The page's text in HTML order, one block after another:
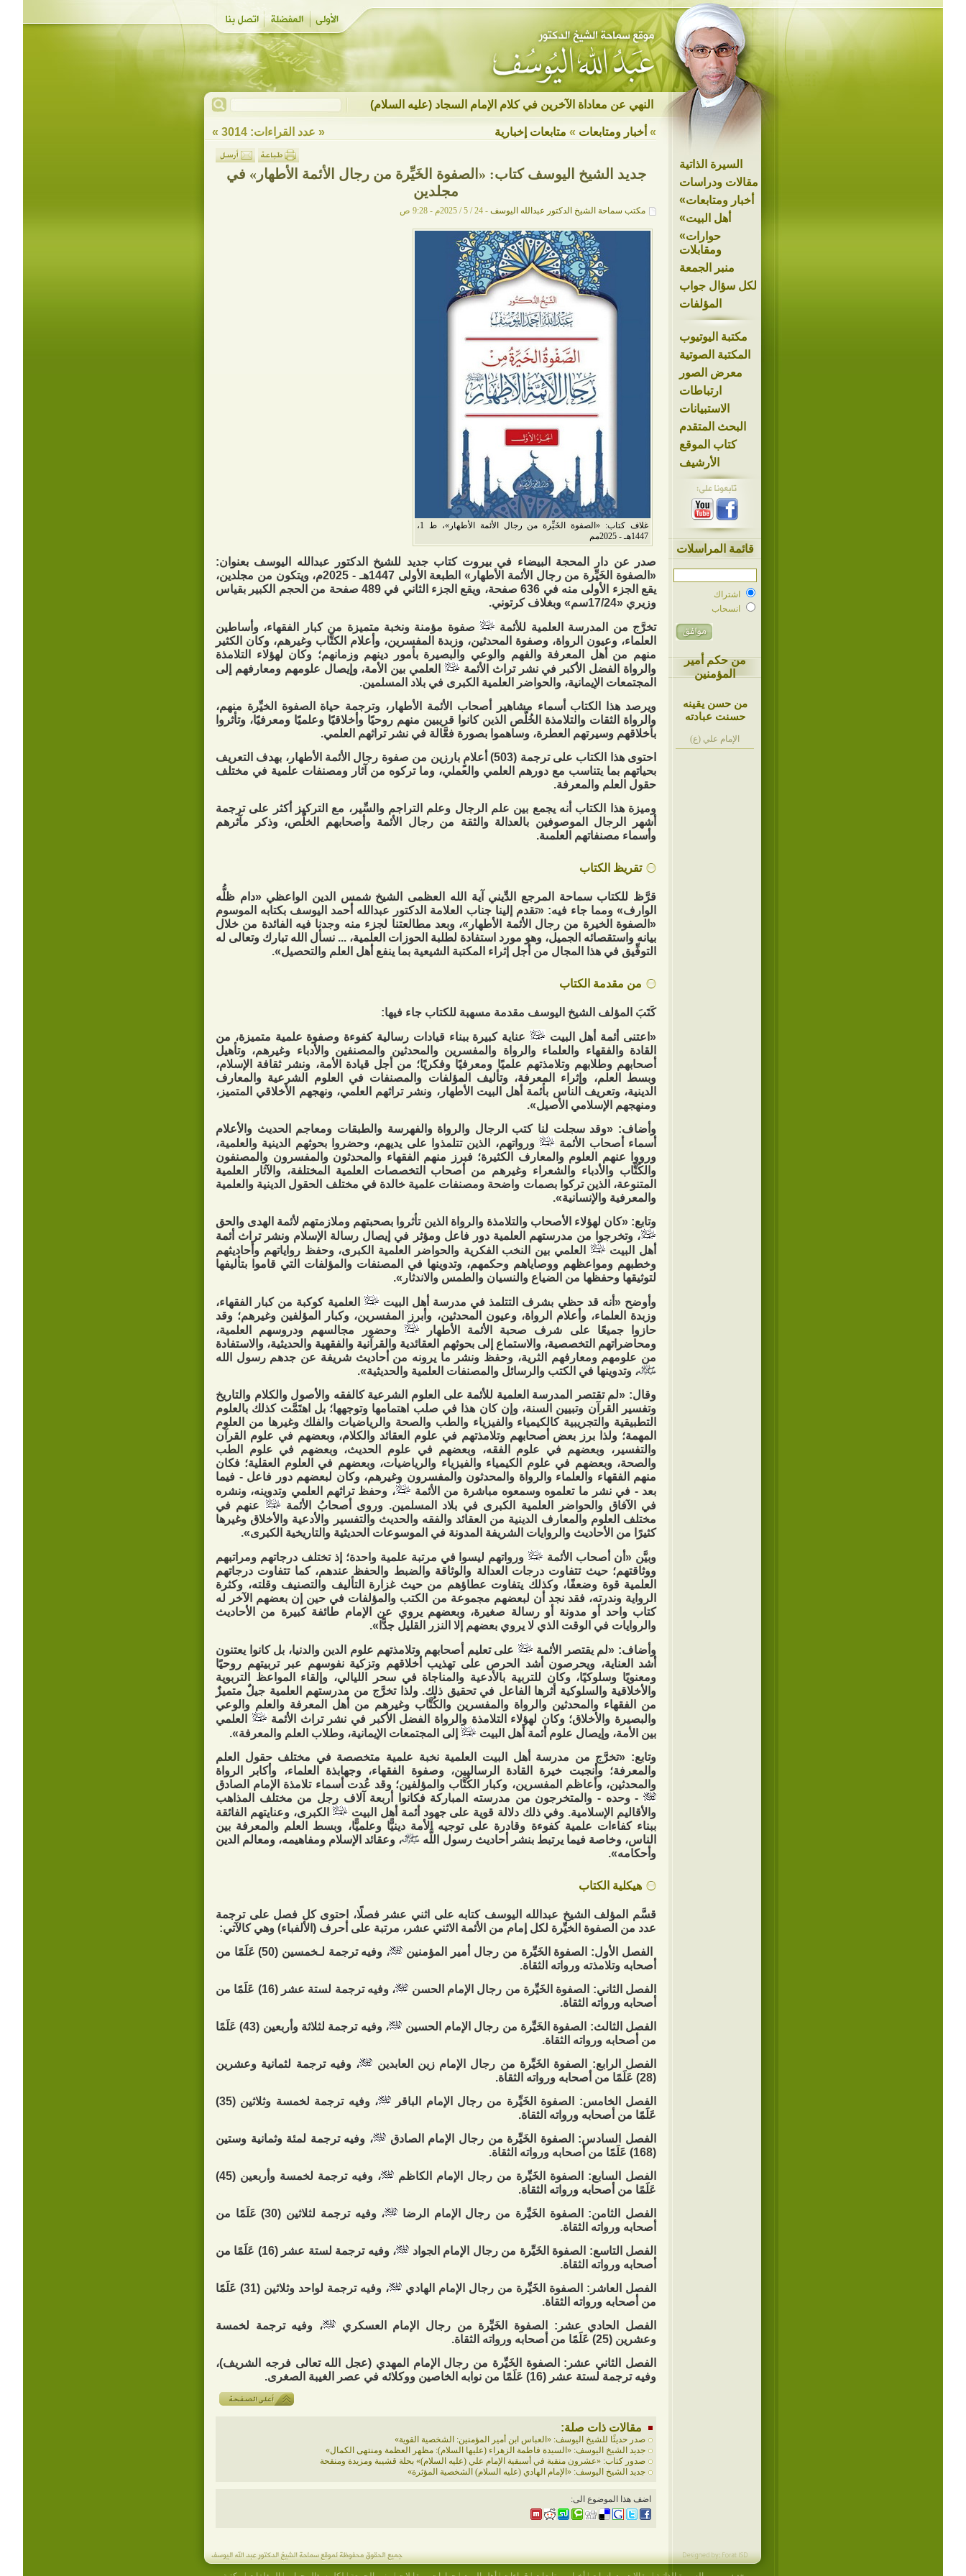
النهي عن معاداة الآخرين في كلام الإمام السجاد (عليه السلام)
السيرة الذاتية
مقالات ودراسات
»أخبار ومتابعات
»أهل البيت
»حوارات
ومقابلات
منبر الجمعة
لكل سؤال جواب
المؤلفات
مكتبة اليوتيوب
المكتبة الصوتية
معرض الصور
ارتباطات
الاستبيانات
البحث المتقدم
كتاب الموقع
الأرشيف
قائمة المراسلات
اشتراك
انسحاب
من حكم أمير
المؤمنين
من حسن يقينه
حسنت عبادته
الإمام علي (ع)
« عدد القراءات: 3014 » » أخبار ومتابعات » متابعات إخبارية
جديد الشيخ اليوسف كتاب: «الصفوة الخَيِّرة من رجال الأئمة الأطهار» في
مجلدين
مكتب سماحة الشيخ الدكتور عبدالله اليوسف - 24 / 5 / 2025م - 9:28 ص
غلاف كتاب: «الصفوة الخَيِّرة من رجال الأئمة الأطهار»، ط 1،
1447هـ - 2025مم
صدر عن دار المحجة البيضاء في بيروت كتاب جديد للشيخ الدكتور عبدالله اليوسف بعنوان:
«الصفوة الخَيِّرة من رجال الأئمة الأطهار» الطبعة الأولى 1447هـ - 2025م، ويتكون من مجلدين،
يقع الجزء الأولى منه في 636 صفحة، ويقع الجزء الثاني في 489 صفحة من الحجم الكبير بقياس
وزيري «17/24سم» وبغلاف كرتوني.
تخرَّج من المدرسة العلمية للأئمة
صفوة مؤمنة ونخبة متميزة من كبار الفقهاء، وأساطين
العلماء، وعيون الرواة، وصفوة المحدثين، وزبدة المفسرين، وأعلام الكتَّاب وغيرهم، وكان الكثير
منهم من أهل المعرفة والفهم والوعي والبصيرة بأمور دينهم وزمانهم؛ وكان لهؤلاء التلامذة
والرواة الفضل الأكبر في نشر تراث الأئمة
العلمي بين الأمة، وإيصال علومهم ومعارفهم إلى
المجتمعات الإيمانية، والحواضر العلمية الكبرى في بلاد المسلمين.
ويرصد هذا الكتاب أسماء مشاهير أصحاب الأئمة الأطهار، وترجمة حياة الصفوة الخيِّرة منهم،
والرواة الثقات والتلامذة الخُلَّص الذين كانوا قريبين منهم روحيًا وأخلاقيًا وعلميًا ومعرفيًا، وتأثروا
بأخلاقهم وسيرتهم العطرة، وساهموا بصورة فعَّالة في نشر تراثهم العلمي.
احتوى هذا الكتاب على ترجمة (503) أعلامٍ بارزين من صفوة رجال الأئمة الأطهار، بهدف التعريف
بحياتهم بما يتناسب مع دورهم العلمي والعملي، وما تركوه من آثار ومصنفات علمية في مختلف
حقول العلم والمعرفة.
وميزة هذا الكتاب أنه يجمع بين علم الرجال وعلم التراجم والسِّير، مع التركيز أكثر على ترجمة
أشهر الرجال الموصوفين بالعدالة والثقة من رجال الأئمة وأصحابهم الخلَّص، وذكر مآثرهم
وأسماء مصنفاتهم العلمىة.
تقريظ الكتاب
قرَّظ للكتاب سماحة المرجع الدِّيني آية الله العظمى الشيخ شمس الدين الواعظي «دام ظلُّه
الوارف» ومما جاء فيه: «تقدم إلينا جناب العلامة الدكتور عبدالله أحمد اليوسف بكتابه الموسوم
«الصفوة الخيرة من رجال الأئمة الأطهار»، وبعد مطالعتنا لجزء منه وجدنا فيه الفائدة من خلال
بيانه واستقصائه الجميل، وهو مورد استفادة لطلبة الحوزات العلمية، ... نسأل الله تبارك وتعالى له
التوفِّيق في هذا المجال من أجل إثراء المكتبة الشيعية بما ينفع أهل العلم والتحصيل».
من مقدمة الكتاب
كَتَبَ المؤلف الشيخ اليوسف مقدمة مسهبة للكتاب جاء فيها:
«اعتنى أئمة أهل البيت
عناية كبيرة ببناء قيادات رسالية كفوءة وصفوة علمية متميزة، من
القادة والفقهاء والعلماء والرواة والمفسرين والمحدثين والمصنفين والأدباء وغيرهم، وتأهيل
أصحابهم وطلابهم وتلامذتهم علميًا ومعرفيًا وفكريًا؛ من أجل قيادة الأمة، ونشر ثقافة الإسلام،
وبسط العلم، وإثراء المعرفة، وتأليف المؤلفات والمصنفات في العلوم الشرعية والمعارف
الدينية، وتعريف الناس بأئمة أهل البيت الأطهار، ونشر تراثهم العلمي، ونهجهم الأخلاقي المتميز،
ومنهجهم الإسلامي الأصيل».
وأضاف: «وقد سجلت لنا كتب الرجال والرواة والفهرسة والطبقات ومعاجم الحديث والأعلام
أسماء أصحاب الأئمة
ورواتهم، الذين تتلمذوا على يديهم، وحضروا بحوثهم الدينية والعلمية،
ورووا عنهم العلوم والمعارف الكثيرة؛ فبرز منهم الفقهاء والمحدثون والمفسرون والمصنفون
والكُتَّاب والأدباء والشعراء وغيرهم من أصحاب التخصصات العلمية المختلفة، والآثار العلمية
المتنوعة، الذين تركوا بصمات واضحة ومصنفات علمية خالدة في مختلف الحقول الدينية والعلمية
والمعرفية والإنسانية».
وتابع: «كان لهؤلاء الأصحاب والتلامذة والرواة الذين تأثروا بصحبتهم وملازمتهم لأئمة الهدى والحق
، وتخرجوا من مدرستهم العلمية دور فاعل ومؤثر في إيصال رسالة الإسلام ونشر تراث أئمة
أهل البيت
العلمي بين النخب الفكرية والحواضر العلمية الكبرى، وحفظ رواياتهم وأحاديثهم
وخطبهم ومواعظهم ووصاياهم وحكمهم، وتدوينها في المصنفات والمؤلفات التي قاموا بتأليفها
لتوثيقها وحفظها من الضياع والنسيان والطمس والاندثار».
وأوضح «أنه قد حظي بشرف التتلمذ في مدرسة أهل البيت
العلمية كوكبة من كبار الفقهاء،
وزبدة العلماء، وأعلام الرواة، وعيون المحدثين، وأبرز المفسرين، وكبار المؤلفين وغيرهم؛ وقد
حازوا جميعًا على شرف صحبة الأئمة الأطهار
وحضور مجالسهم ودروسهم العلمية،
ومحاضراتهم التخصصية، والاستماع إلى بحوثهم العقائدية والقرآنية والفقهية والحديثية، والاستفادة
من علومهم ومعارفهم الثرية، وحفظ ونشر ما يرونه من أحاديث شريفة عن جدهم رسول الله
، وتدوينها في الكتب والرسائل والمصنفات العلمية والحديثية».
وقال: «لم تقتصر المدرسة العلمية للأئمة على العلوم الشرعية كالفقه والأصول والكلام والتاريخ
وتفسير القرآن وتبيين السنة، وإن كان هذا في صلب اهتمامها وتوجهها؛ بل اهتَمَّت كذلك بالعلوم
التطبيقية والتجريبية كالكيمياء والفيزياء والطب والصحة والرياضيات والفلك وغيرها من العلوم
المهمة؛ ولذا برز بعض أصحابهم وتلامذتهم في علوم العقائد والكلام، وبعضهم في علوم القرآن
والتفسير، وبعضهم في علوم الفقه، وبعضهم في علوم الحديث، وبعضهم في علوم الطب
والصحة، وبعضهم في علوم الكيمياء والفيزياء والرياضيات، وبعضهم في العلوم العقلية؛ فكان
منهم الفقهاء والعلماء والرواة والمحدثون والمفسرون وغيرهم، وكان لبعضهم دور فاعل - فيما
بعد - في نشر ما تعلموه وسمعوه مباشرة من الأئمة
، وحفظ تراثهم العلمي وتدوينه، ونشره
في الآفاق والحواضر العلمية الكبرى في بلاد المسلمين. وروى أصحابُ الأئمة
عنهم في
مختلف العلوم والمعارف الدينية من العقائد والفقه والحديث والتفسير والأدعية والأخلاق وغيرها
كثيرًا من الأحاديث والروايات الشريفة المدونة في الموسوعات الحديثية والتاريخية الكبرى».
وبيَّن «أن أصحاب الأئمة
ورواتهم ليسوا في مرتبة علمية واحدة؛ إذ تختلف درجاتهم ومراتبهم
ووثاقتهم؛ حيث تتفاوت درجات العدالة والوثاقة والضبط والحفظ عندهم، كما تتفاوت درجاتهم
العلمية قوة وضعفًا، وكذلك يتفاوت عطاؤهم من حيث غزارة التأليف والتصنيف وقلته، وكثرة
الرواية وندرته، فقد نجد أن لبعضهم مجموعة من الكتب والمؤلفات في حين إن بعضهم الآخر له
كتاب واحد أو مدونة أو رسالة صغيرة، وبعضهم يروي عن الإمام طائفة كبيرة من الأحاديث
والروايات في الوقت الذي لا يروي بعضهم إلا النزر القليل جدًّا».
وأضاف: «لم يقتصر الأئمة
على تعليم أصحابهم وتلامذتهم علوم الدين والدنيا، بل كانوا يعتنون
أشد العناية، ويحرصون أشد الحرص على تهذيب أخلاقهم وتزكية نفوسهم عبر تربيتهم روحيًا
ومعنويًا وسلوكيًا، وكان للتربية بالأدعية والمناجاة في سحر الليالي، وإلقاء المواعظ التربوية
والأخلاقية والسلوكية أثرها الفاعل في تحقيق ذلك. ولذا تخرَّج من مدرستهم العلمية جيلٌ متميزٌ
من الفقهاء والمحدثين والرواة والمفسرين والكُتَّاب وغيرهم من أهل المعرفة والعلم والوعي
والبصيرة والأخلاق؛ وكان لهؤلاء التلامذة والرواة الفضل الأكبر في نشر تراث الأئمة
العلمي
بين الأمة، وإيصال علوم أئمة أهل البيت
إلى المجتمعات الإيمانية، وطلاب العلم والمعرفة».
وتابع: «تخرَّج من مدرسة أهل البيت العلمية نخبة علمية متخصصة في مختلف حقول العلم
والمعرفة؛ وأنجبت خيرة القادة الرساليين، وصفوة الفقهاء، وجهابذة العلماء، وأكابر الرواة
والمحدثين، وأعاظم المفسرين، وكبار الكُتَّاب والمؤلفين؛ وقد عُدت أسماء تلامذة الإمام الصادق
- وحده - والمتخرجون من مدرسته المباركة فكانوا أربعة آلاف رجل من مختلف المذاهب
والأقاليم الإسلامية. وفي ذلك دلالة قوية على جهود أئمة أهل البيت
الكبرى، وعنايتهم الفائقة
ببناء كفاءات علمية كفوءة وقادرة على توجيه الأمة دينيًّا وعلميًّا، وبسط العلم والمعرفة بين
الناس، وخاصة فيما يرتبط بنشر أحاديث رسول اللَّه
، وعقائد الإسلام ومفاهيمه، ومعالم الدين
وأحكامه».
هيكلية الكتاب
قسَّم المؤلف الشيخ عبدالله اليوسف كتابه على اثني عشر فصلًا، احتوى كل فصل على ترجمة
عدد من الصفوة الخيِّرة لكل إمام من الأئمة الاثني عشر، مرتبة على أحرف (الألفباء) وهي كالآتي:
الفصل الأول: الصفوة الخَيِّرة من رجال أمير المؤمنين
، وفيه ترجمة لـخمسين (50) عَلَمًا من
أصحابه وتلامذته ورواته الثقاة.
الفصل الثاني: الصفوة الخَيِّرة من رجال الإمام الحسن
، وفيه ترجمة لستة عشر (16) عَلَمًا من
أصحابه ورواته الثقاة.
الفصل الثالث: الصفوة الخَيِّرة من رجال الإمام الحسين
، وفيه ترجمة لثلاثة وأربعين (43) عَلَمًا
من أصحابه ورواته الثقاة.
الفصل الرابع: الصفوة الخَيِّرة من رجال الإمام زين العابدين
، وفيه ترجمة لثمانية وعشرين
(28) عَلَمًا من أصحابه ورواته الثقاة.
الفصل الخامس: الصفوة الخَيِّرة من رجال الإمام الباقر
، وفيه ترجمة لخمسة وثلاثين (35)
عَلَمًا من أصحابه ورواته الثقاة.
الفصل السادس: الصفوة الخَيِّرة من رجال الإمام الصادق
، وفيه ترجمة لمئة وثمانية وستين
(168) عَلَمًا من أصحابه ورواته الثقاة.
الفصل السابع: الصفوة الخَيِّرة من رجال الإمام الكاظم
، وفيه ترجمة لخمسة وأربعين (45)
عَلَمًا من أصحابه ورواته الثقاة.
الفصل الثامن: الصفوة الخَيِّرة من رجال الإمام الرضا
، وفيه ترجمة لثلاثين (30) عَلَمًا من
أصحابه ورواته الثقاة.
الفصل التاسع: الصفوة الخَيِّرة من رجال الإمام الجواد
، وفيه ترجمة لستة عشر (16) عَلَمًا من
أصحابه ورواته الثقاة.
الفصل العاشر: الصفوة الخَيِّرة من رجال الإمام الهادي
، وفيه ترجمة لواحد وثلاثين (31) عَلَمًا
من أصحابه ورواته الثقاة.
الفصل الحادي عشر: الصفوة الخَيِّرة من رجال الإمام العسكري
، وفيه ترجمة لخمسة
وعشرين (25) عَلَمًا من أصحابه ورواته الثقاة.
الفصل الثاني عشر: الصفوة الخَيِّرة من رجال الإمام المهدي (عجل الله تعالى فرجه الشريف)،
وفيه ترجمة لستة عشر (16) عَلَمًا من نوابه الخاصين ووكلائه في عصر الغيبة الصغرى.
مقالات ذات صلة:
صدر حديثًا للشيخ اليوسف: «العباس ابن أمير المؤمنين: الشخصية القوية»
جديد الشيخ اليوسف: «السيدة فاطمة الزهراء (عليها السلام): مظهر العظمة ومنتهى الكمال»
صدور كتاب: «عشرون منقبة في أسبقية الإمام علي (عليه السلام)» بحلة قشيبة ومزيدة ومنقحة
جديد الشيخ اليوسف: «الإمام الهادي (عليه السلام) الشخصية المؤثرة»
اضف هذا الموضوع الى: